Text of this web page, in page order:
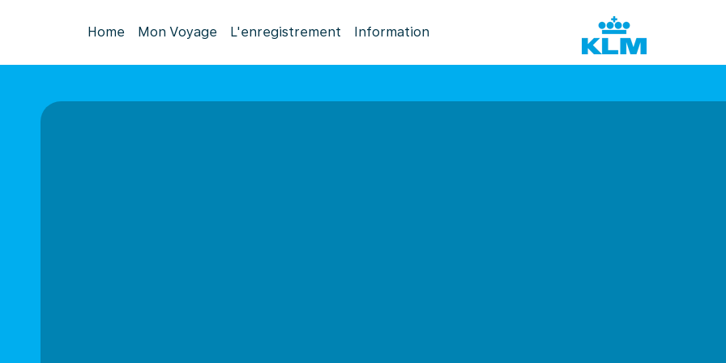
Home Mon Voyage L'enregistrement Information